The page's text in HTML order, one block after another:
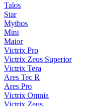
Talos
Star
Mythos
Mini
Maior
Victrix Pro
Victrix Zeus Superior
Victrix Tera
Ares Tec R
Ares Pro
Victrix Omnia
Victrix Zeus